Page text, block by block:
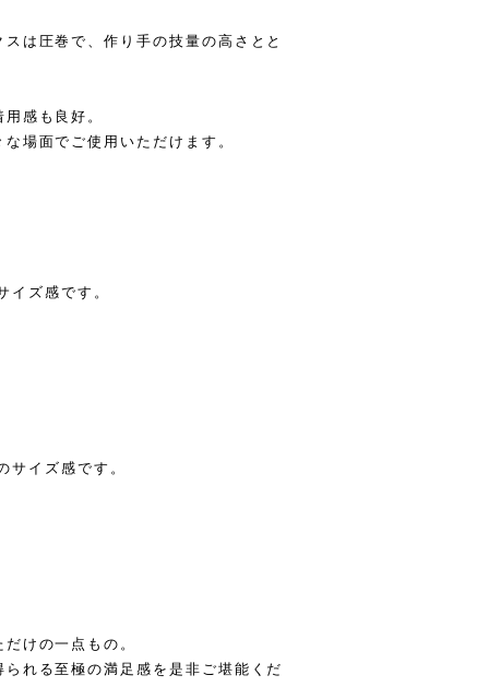
は圧巻で、作り手の技量の高さとと
感も良好。
場面でご使用いただけます。
イズ感です。
イズ感です。
けの一点もの。
れる至極の満足感を是非ご堪能くだ